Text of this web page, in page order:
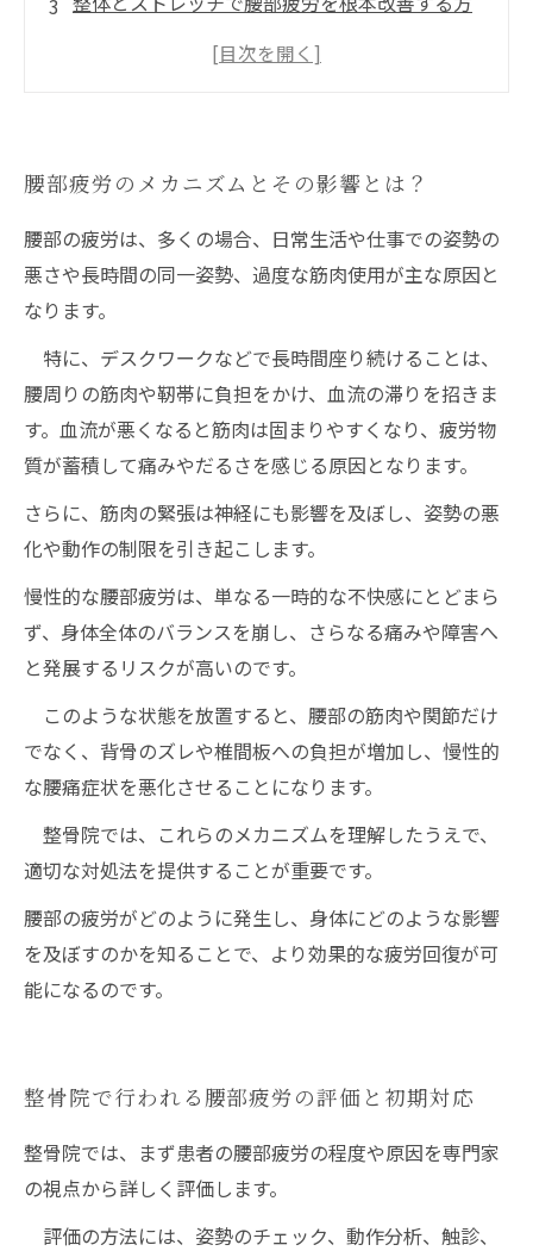
の未来
腰部疲労のメカニズムとその影響とは？
腰部の疲労は、多くの場合、日常生活や仕事での姿勢の
悪さや長時間の同一姿勢、過度な筋肉使用が主な原因と
なります。
特に、デスクワークなどで長時間座り続けることは、
腰周りの筋肉や靭帯に負担をかけ、血流の滞りを招きま
す。血流が悪くなると筋肉は固まりやすくなり、疲労物
質が蓄積して痛みやだるさを感じる原因となります。
さらに、筋肉の緊張は神経にも影響を及ぼし、姿勢の悪
化や動作の制限を引き起こします。
慢性的な腰部疲労は、単なる一時的な不快感にとどまら
ず、身体全体のバランスを崩し、さらなる痛みや障害へ
と発展するリスクが高いのです。
このような状態を放置すると、腰部の筋肉や関節だけ
でなく、背骨のズレや椎間板への負担が増加し、慢性的
な腰痛症状を悪化させることになります。
整骨院では、これらのメカニズムを理解したうえで、
適切な対処法を提供することが重要です。
腰部の疲労がどのように発生し、身体にどのような影響
を及ぼすのかを知ることで、より効果的な疲労回復が可
能になるのです。
整骨院で行われる腰部疲労の評価と初期対応
整骨院では、まず患者の腰部疲労の程度や原因を専門家
の視点から詳しく評価します。
評価の方法には、姿勢のチェック、動作分析、触診、